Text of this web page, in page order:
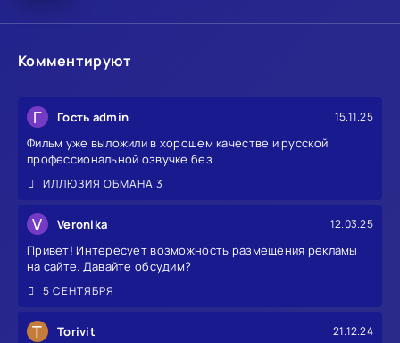
Комментируют
Г Гость admin 15.11.25
Фильм уже выложили в хорошем качестве и русской
профессиональной озвучке без
ИЛЛЮЗИЯ ОБМАНА 3
V Veronika 12.03.25
Привет! Интересует возможность размещения рекламы
на сайте. Давайте обсудим?
5 СЕНТЯБРЯ
T Torivit 21.12.24